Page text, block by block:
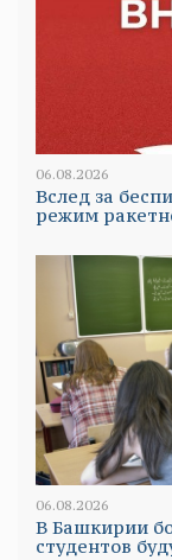
06.08.2026
Вслед за
режим
06.08.2026
В Башкирии
студентов